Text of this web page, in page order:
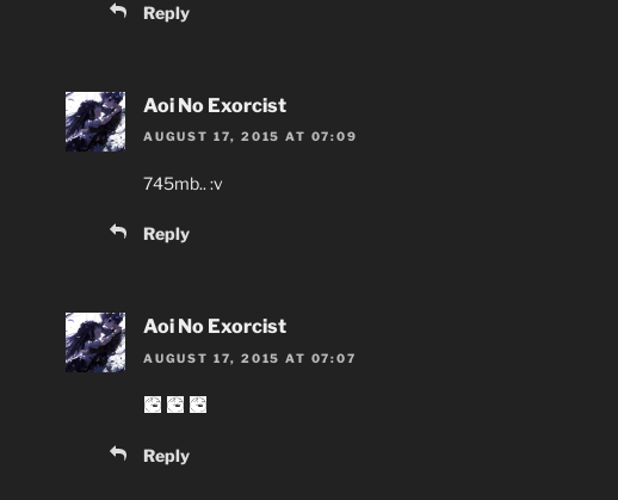
Reply
Aoi No Exorcist
AUGUST 17, 2015 AT 07:09
745mb.. :v
Reply
Aoi No Exorcist
AUGUST 17, 2015 AT 07:07
Reply